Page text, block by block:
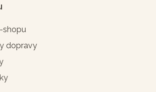
shopu
dopravy